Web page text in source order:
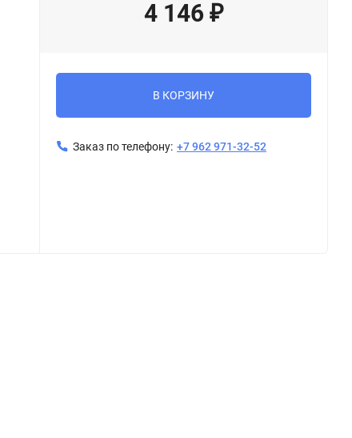
4 146 ₽
В КОРЗИНУ
Заказ по телефону: +7 962 971-32-52